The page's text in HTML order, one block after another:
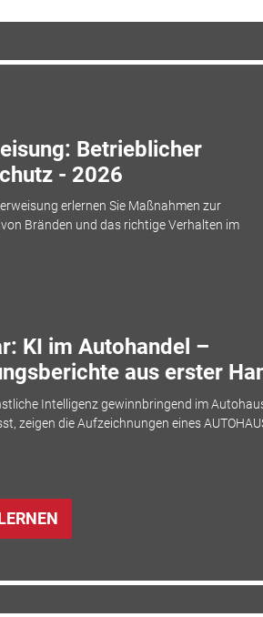
Betrieblicher
- 2026
erlernen Sie Maßnahmen zur
Bränden und das richtige Verhalten im
KI im Autohandel –
aus erster
Intelligenz gewinnbringend im
zeigen die Aufzeichnungen eines